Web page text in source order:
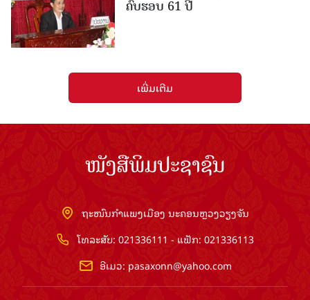
ຄົບຮອບ 61 ປີ
ເພີ່ມເຕີມ
ໜັງສືພິມປະຊາຊົນ
ຖະໜົນກຳແພງເມືອງ ນະຄອນຫຼວງວຽງຈັນ
ໂທລະສັບ: 021336111 - ແຟັກ: 021336113
ອີເມວ: pasaxonn@yahoo.com